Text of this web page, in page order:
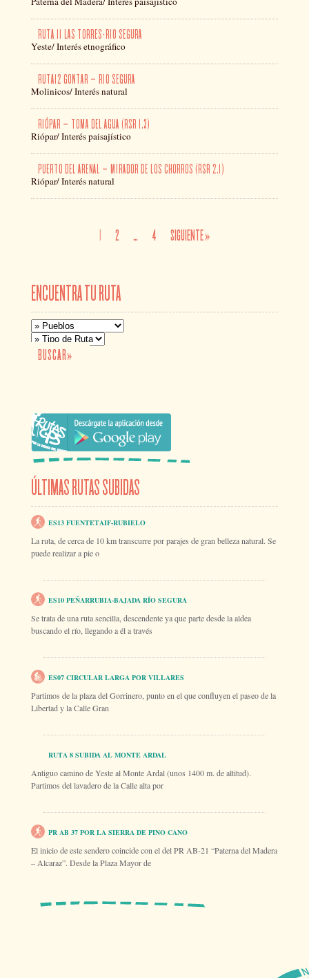
RUTA 11 LAS TORRES-RIO SEGURA
Yeste/ Interés etnográfico
RUTA12 GONTAR – RIO SEGURA
Molinicos/ Interés natural
RIÓPAR – TOMA DEL AGUA (RSR 1.3)
Riópar/ Interés paisajístico
PUERTO DEL ARENAL – MIRADOR DE LOS CHORROS (RSR 2.1)
Riópar/ Interés natural
1 2 … 4 SIGUIENTE »
ENCUENTRA TU RUTA
ÚLTIMAS RUTAS SUBIDAS
ES13 FUENTETAIF-RUBIELO
La ruta, de cerca de 10 km transcurre por parajes de gran belleza natural. Se
puede realizar a pie o
ES10 PEÑARRUBIA-BAJADA RÍO SEGURA
Se trata de una ruta sencilla, descendente ya que parte desde la aldea
buscando el río, llegando a él a través
ES07 CIRCULAR LARGA POR VILLARES
Partimos de la plaza del Gorrinero, punto en el que confluyen el paseo de la
Libertad y la Calle Gran
RUTA 8 SUBIDA AL MONTE ARDAL
Antiguo camino de Yeste al Monte Ardal (unos 1400 m. de altitud).
Partimos del lavadero de la Calle alta por
PR AB 37 POR LA SIERRA DE PINO CANO
El inicio de este sendero coincide con el del PR AB-21 “Paterna del Madera
– Alcaraz”. Desde la Plaza Mayor de